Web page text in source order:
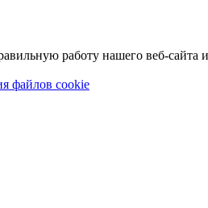
работу нашего веб-сайта
файлов cookie